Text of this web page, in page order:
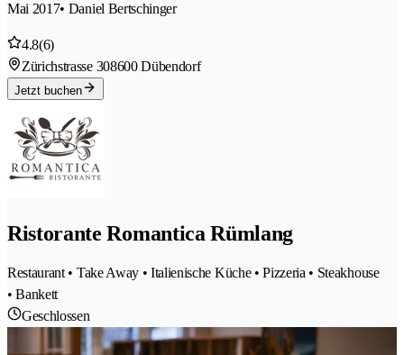
Mai 2017• Daniel Bertschinger
4.8(6)
Zürichstrasse 308600 Dübendorf
Jetzt buchen
Ristorante Romantica Rümlang
Restaurant • Take Away • Italienische Küche • Pizzeria • Steakhouse
• Bankett
Geschlossen